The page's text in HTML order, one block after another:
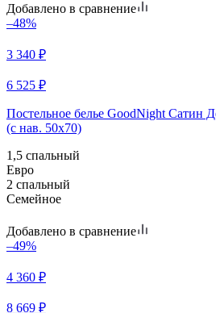
Добавлено в сравнение
–48%
3 340 ₽
6 525 ₽
Постельное белье GoodNight Сатин
(с нав. 50х70)
1,5 спальный
Евро
2 спальный
Семейное
Добавлено в сравнение
–49%
4 360 ₽
8 669 ₽